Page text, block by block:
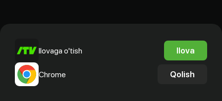
Ilovaga o'tish Ilova
Chrome Qolish